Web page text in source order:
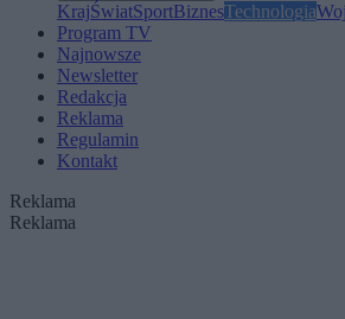
KrajŚwiatSportBiznesTechnologia
Program TV
Najnowsze
Newsletter
Redakcja
Reklama
Regulamin
Kontakt
Reklama
Reklama